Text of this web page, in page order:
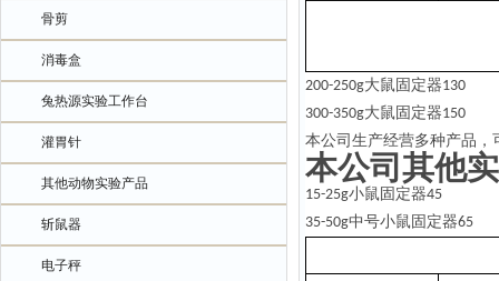
骨剪
消毒盒
兔热源实验工作台
灌胃针
其他动物实验产品
斩鼠器
电子秤
200-250g大鼠固定器130
300-350g大鼠固定器150
本公司生产经营多种产品，
本公司其他
15-25g小鼠固定器45
35-50g中号小鼠固定器65